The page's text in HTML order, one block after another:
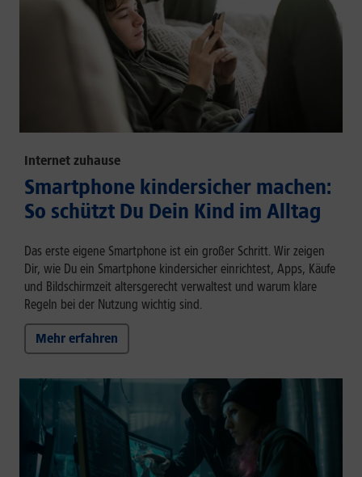
Internet zuhause
Smartphone kindersicher machen:
So schützt Du Dein Kind im Alltag
Das erste eigene Smartphone ist ein großer Schritt. Wir zeigen
Dir, wie Du ein Smartphone kindersicher einrichtest, Apps, Käufe
und Bildschirmzeit altersgerecht verwaltest und warum klare
Regeln bei der Nutzung wichtig sind.
Mehr erfahren